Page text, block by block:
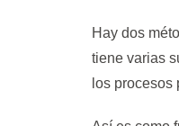
Hay dos
tiene varias
los procesos